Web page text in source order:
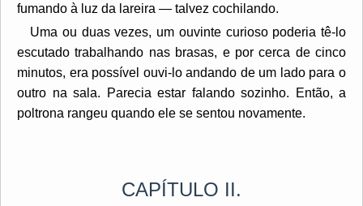
fumando à luz da lareira — talvez cochilando.
Uma ou duas vezes, um ouvinte curioso poderia tê-lo
escutado trabalhando nas brasas, e por cerca de cinco
minutos, era possível ouvi-lo andando de um lado para o
outro na sala. Parecia estar falando sozinho. Então, a
poltrona rangeu quando ele se sentou novamente.
CAPÍTULO II.